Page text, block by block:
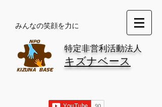
​みんなの笑顔を力に
特定非営利活動法人
キズナベース